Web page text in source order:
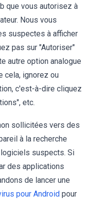
que vous autorisez à
Nous vous
suspectes à afficher
pas sur "Autoriser"
autre option analogue
cela, ignorez ou
c'est-à-dire cliquez
etc.
sollicitées vers des
à la recherche
suspects. Si
des applications
de lancer une
pour Android pour